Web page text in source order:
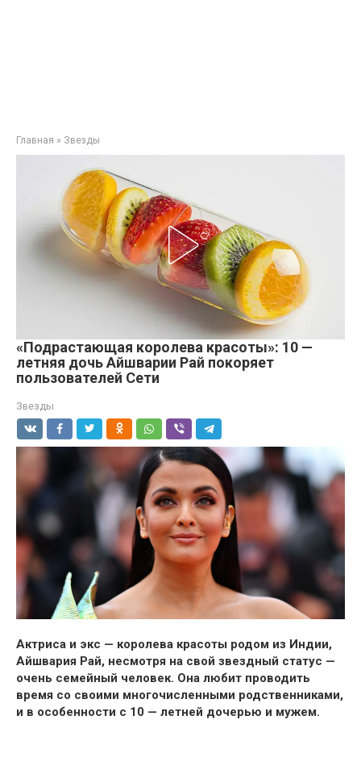
Главная » Звезды
«Подрастающая королева красоты»: 10 —
летняя дочь Айшварии Рай покоряет
пользователей Сети
Звезды
Актриса и экс — королева красоты родом из Индии,
Айшвария Рай, несмотря на свой звездный статус —
очень семейный человек. Она любит проводить
время со своими многочисленными родственниками,
и в особенности с 10 — летней дочерью и мужем.